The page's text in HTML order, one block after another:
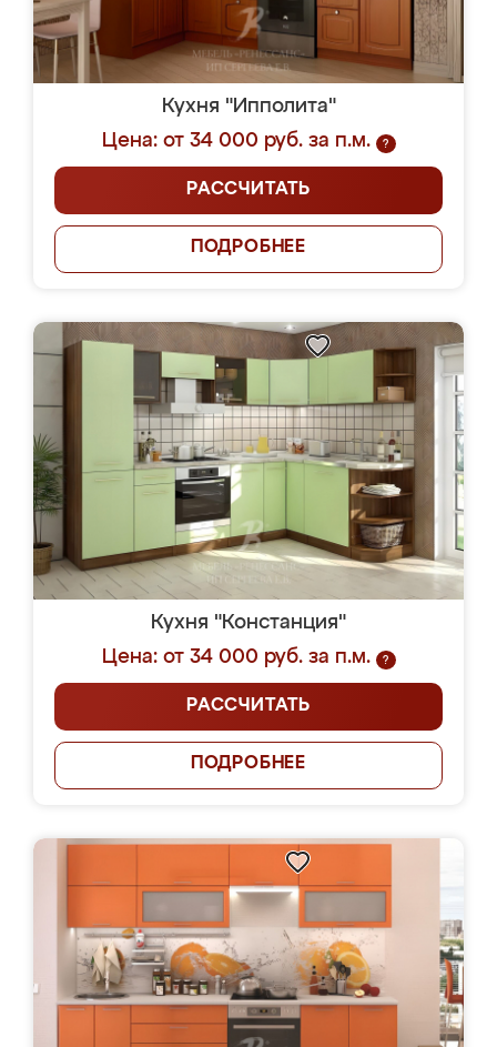
Кухня "Ипполита"
Цена: от 34 000 руб. за п.м.
?
РАССЧИТАТЬ
ПОДРОБНЕЕ
Кухня "Констанция"
Цена: от 34 000 руб. за п.м.
?
РАССЧИТАТЬ
ПОДРОБНЕЕ